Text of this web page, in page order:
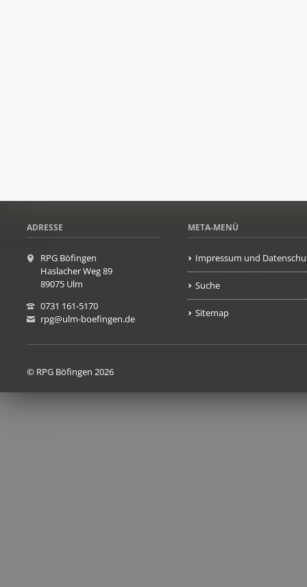
ADRESSE
RPG Böfingen
Haslacher Weg 89
89075 Ulm
0731 161-5170
rpg@ulm-boefingen.de
META-MENÜ
Impressum und
Suche
Sitemap
© RPG Böfingen 2026